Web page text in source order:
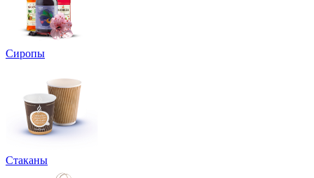
Сиропы
Стаканы